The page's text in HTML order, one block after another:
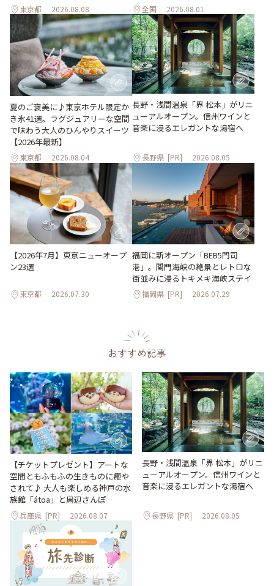
東京都 2026.08.08 全国 2026.08.01
夏のご褒美に♪東京ホテル限定か
き氷41選。ラグジュアリーな空間
で味わう大人のひんやりスイーツ
【2026年最新】
東京都 2026.08.04
長野・浅間温泉「界 松本」がリニ
ューアルオープン。信州ワインと
音楽に浸るエレガントな湯宿へ
長野県 [PR] 2026.08.05
【2026年7月】東京ニューオープ
ン23選
東京都 2026.07.30
福岡に新オープン「BEB5門司
港」。関門海峡の絶景とレトロな
街並みに浸るトキメキ海峡ステイ
福岡県 [PR] 2026.07.29
おすすめ記事
【チケットプレゼント】アートな
空間ともふもふの生きものに癒や
されて♪ 大人も楽しめる神戸の水
族館「átoa」と周辺さんぽ
兵庫県 [PR] 2026.08.07
長野・浅間温泉「界 松本」がリニ
ューアルオープン。信州ワインと
音楽に浸るエレガントな湯宿へ
長野県 [PR] 2026.08.05